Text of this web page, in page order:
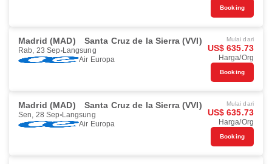
Booking
Madrid (MAD) Santa Cruz de la Sierra (VVI)
Rab, 23 Sep Langsung
Air Europa
Mulai dari
US$ 635.73
Harga/Org
Booking
Madrid (MAD) Santa Cruz de la Sierra (VVI)
Sen, 28 Sep Langsung
Air Europa
Mulai dari
US$ 635.73
Harga/Org
Booking